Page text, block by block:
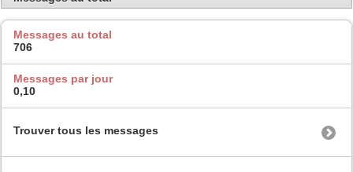
Messages au total
706
Messages par jour
0,10
Trouver tous les messages